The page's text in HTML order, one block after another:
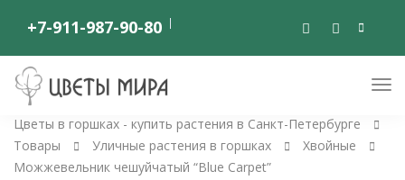
+7-911-987-90-80
Цветы в горшках - купить растения в Санкт-Петербурге
Товары
Уличные растения в горшках
Хвойные
Можжевельник чешуйчатый “Blue Carpet”